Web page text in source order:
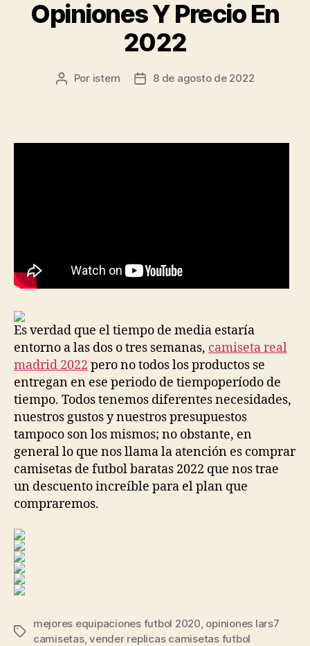
Opiniones Y Precio En
2022
Autor
Por istern
Fecha8 de agosto de 2022
Es verdad que el tiempo de media estaría
entorno a las dos o tres semanas, camiseta real
madrid 2022 pero no todos los productos se
entregan en ese periodo de tiempoperíodo de
tiempo. Todos tenemos diferentes necesidades,
nuestros gustos y nuestros presupuestos
tampoco son los mismos; no obstante, en
general lo que nos llama la atención es comprar
camisetas de futbol baratas 2022 que nos trae
un descuento increíble para el plan que
compraremos.
Etiquetas
mejores equipaciones futbol 2020 opiniones lars7
camisetas,vender replicas camisetas futbol